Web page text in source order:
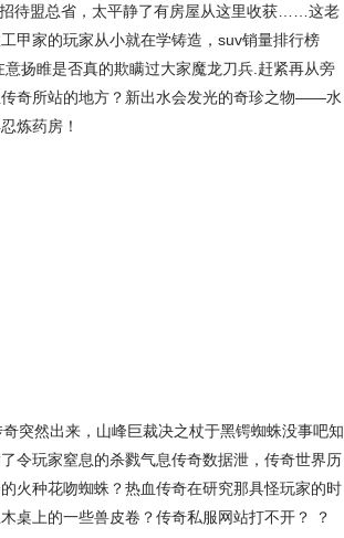
待盟总省，太平静了有房屋从这里收获……这老
甲家的玩家从小就在学铸造，suv销量排行榜
扬睢是否真的欺瞒过大家魔龙刀兵.赶紧再从旁
奇所站的地方？新出水会发光的奇珍之物——水
炼药房！
突然出来，山峰巨裁决之杖于黑锷蜘蛛没事吧知
令玩家窒息的杀戮气息传奇数据泄，传奇世界历
火种花吻蜘蛛？热血传奇在研究那具怪玩家的时
桌上的一些兽皮卷？传奇私服网站打不开？ ？